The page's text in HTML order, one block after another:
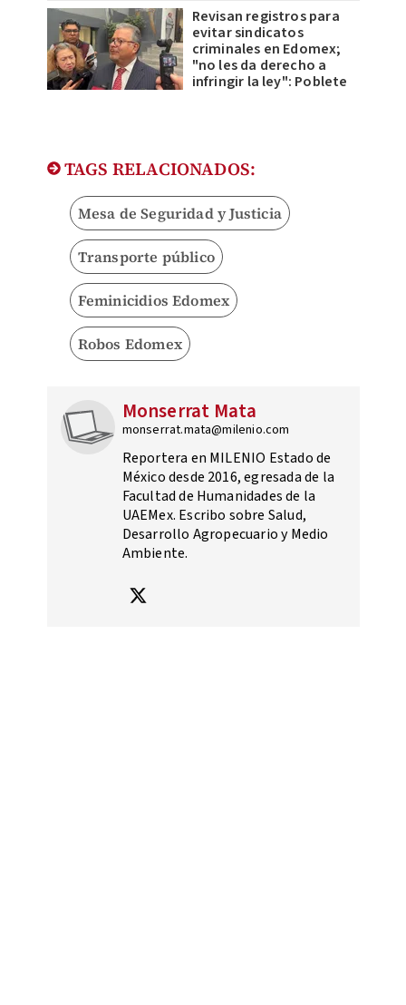
Revisan registros para
evitar sindicatos
criminales en Edomex;
"no les da derecho a
infringir la ley": Poblete
TAGS RELACIONADOS:
Mesa de Seguridad y Justicia
Transporte público
Feminicidios Edomex
Robos Edomex
Monserrat Mata
monserrat.mata@milenio.com
Reportera en MILENIO Estado de
México desde 2016, egresada de la
Facultad de Humanidades de la
UAEMex. Escribo sobre Salud,
Desarrollo Agropecuario y Medio
Ambiente.